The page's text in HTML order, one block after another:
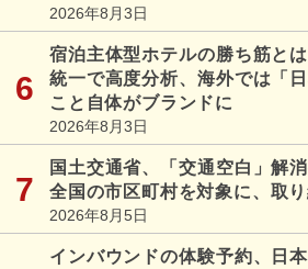
2026年8月3日
宿泊主体型ホテルの勝ち筋と
統一で高度分析、海外では「
こと自体がブランドに
2026年8月3日
国土交通省、「交通空白」解
全国の市区町村を対象に、取
2026年8月5日
インバウンドの体験予約、日